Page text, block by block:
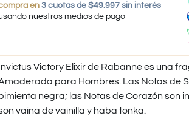
en 3 cuotas de $49.997 sin interés
nuestros medios de pago
Victory Elixir de Rabanne es una
para Hombres. Las Notas de
negra; las Notas de Corazón son
vaina de vainilla y haba tonka.